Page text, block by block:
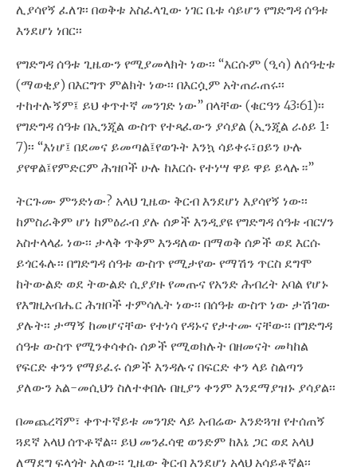
ሊያሳየኝ ፈለገ፡፡ በወቅቱ አስፈላጊው ነገር ቤቱ ሳይሆን የግድግዳ ሰዓቱ
እንደሆነ ነበር፡፡
የግድግዳ ሰዓቱ ጊዜውን የሚያመላክት ነው፡፡ “እርሱም (ዒሳ) ለሰዓቲቱ
(ማወቂያ) በእርግጥ ምልክት ነው፡፡ በእርሷም አትጠራጠሩ፡፡
ተከተሉኝም፤ ይህ ቀጥተኛ መንገድ ነው” በላቸው (ቁርዓን 43፡61)፡፡
የግድግዳ ሰዓቱ በኢንጂል ውስጥ የተጻፈውን ያሳያል (ኢንጂል ራዕይ 1፡
7)፡፡ “እነሆ፤ በደመና ይመጣል፤የወጉት እንኳ ሳይቀሩ፣ዐይን ሁሉ
ያየዋል፤የምድርም ሕዝቦች ሁሉ ከእርሱ የተነሣ ዋይ ዋይ ይላሉ።”
ትርጉሙ ምንድነው? አላህ ጊዜው ቅርብ እንደሆነ እያሳየኝ ነው፡፡
ከምስራቅም ሆነ ከምዕራብ ያሉ ሰዎች እንዲያዩ የግድግዳ ሰዓቱ ብርሃን
አስተላላፊ ነው፡፡ ታላቅ ጥቅም እንዳለው በማወቅ ሰዎች ወደ እርሱ
ይጎርፋሉ፡፡ በግድግዳ ሰዓቱ ውስጥ የሚታየው የማሽን ጥርስ ደግሞ
ከትውልድ ወደ ትውልድ ሲያያዙ የመጡና የአንድ ሕብረት አባል የሆኑ
የእግዚአብሔር ሕዝቦች ተምሳሌት ነው፡፡ በሰዓቱ ውስጥ ነው ታሽገው
ያሉት፡፡ ታማኝ ከመሆናቸው የተነሳ የዳኑና የታተሙ ናቸው፡፡ በግድግዳ
ሰዓቱ ውስጥ የሚንቀሳቀሱ ሰዎች የሚወክሉት በዘመናት መካከል
የፍርድ ቀንን የማይፈሩ ሰዎች እንዳሉና በፍርድ ቀን ላይ ስልጣን
ያለውን አል-መሲህን ስለተቀበሉ በዚያን ቀንም እንደማያዝኑ ያሳያል፡፡
በመጨረሻም፣ ቀጥተኛይቱ መንገድ ላይ አብሬው እንድጓዝ የተሰጠኝ
ጓደኛ አላህ ሰጥቶኛል፡፡ ይህ መንፈሳዊ ወንድም ከእኔ ጋር ወደ አላህ
ለማደግ ፍላጎት አለው፡፡ ጊዜው ቅርብ እንደሆነ አላህ አሳይቶኛል፡፡